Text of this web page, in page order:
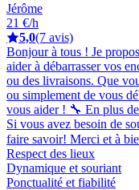
Jérôme
21 €/h
5,0(7 avis)
Bonjour à tous ! Je
aider à débarrasser vos
ou des livraisons. Que
ou simplement de vous
vous aider ! 🔧 En plus
Si vous avez besoin de
faire savoir! Merci et à
Respect des lieux
Dynamique et souriant
Ponctualité et fiabilité